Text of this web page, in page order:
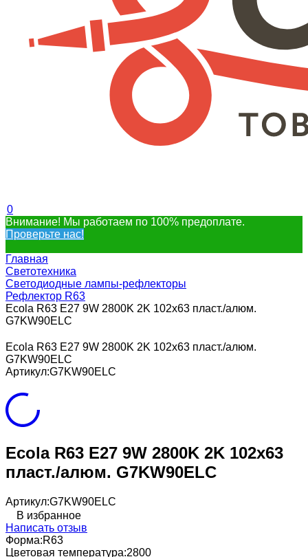
0
Внимание! Мы работаем по 100% предоплате.
Проверьте нас!
Главная
Светотехника
Светодиодные лампы-рефлекторы
Рефлектор R63
Ecola R63 E27 9W 2800K 2K 102x63 пласт./алюм.
G7KW90ELC
Ecola R63 E27 9W 2800K 2K 102x63 пласт./алюм.
G7KW90ELC
Артикул:G7KW90ELC
Ecola R63 E27 9W 2800K 2K 102x63
пласт./алюм. G7KW90ELC
Артикул:G7KW90ELC
В избранное
Написать отзыв
Форма:R63
Цветовая температура:2800